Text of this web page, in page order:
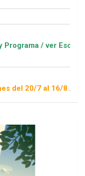
/ ver Escuelas
al 16/8 / Sorteo 1 de